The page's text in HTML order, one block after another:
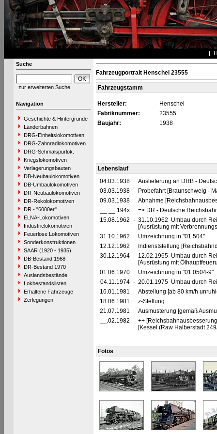
Suche
zur erweiterten Suche
Navigation
Geschichte & Hintergründe
Länderbahnen
DRG-Einheitslokomotiven
DRG-Zahnradlokomotiven
DRG-Schmalspurlok.
Kriegslokomotiven
Verlagerungsbauten
DB-Neubaulokomotiven
DB-Umbaulokomotiven
DR-Neubaulokomotiven
DR-Rekolokomotiven
DR - "6000er"
ELNA-Lokomotiven
Industrielokomotiven
Feuerlose Lokomotiven
Sonderkonstruktionen
SAAR (1920 - 1935)
DB-Bestand 1968
DR-Bestand 1970
Auslandsbestände
Lokbestandslisten
Erhaltene Fahrzeuge
Zerlegungen
Fahrzeugportrait Henschel 23555
Fahrzeugstamm
Hersteller:
Henschel
Fabriknummer:
23555
Baujahr:
1938
Lebenslauf
04.03.1938
Auslieferung an DRB -
03.03.1938
Probefahrt [Braunschweig -
09.03.1938
Abnahme
__.__.194x
=> DR - Deutsche
15.08.1962 - 31.10.1962 Umbau durch
[Ausrüstung mit
31.10.1962
Umzeichnung in "01 504"
12.12.1962
Indienststellung
30.12.1964 - 12.02.1965 Umbau durch
[Ausrüstung mit
01.06.1970
Umzeichnung in "01 0504-9"
04.11.1974 - 20.01.1975 Umbau durch
16.01.1981
Abstellung [ab 80 km/h
18.06.1981
z-Stellung
21.07.1981
Ausmusterung [gemäß
__.02.1982
++
[Kessel (Raw Halberstadt
Fotos